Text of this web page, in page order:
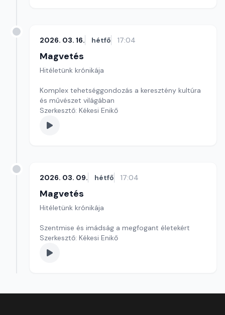
2026. 03. 16. hétfő 17:04
Magvetés
Hitéletünk krónikája
Komplex tehetséggondozás a keresztény kultúra
és művészet világában
Szerkesztő: Kékesi Enikő
2026. 03. 09. hétfő 17:04
Magvetés
Hitéletünk krónikája
Szentmise és imádság a megfogant életekért
Szerkesztő: Kékesi Enikő